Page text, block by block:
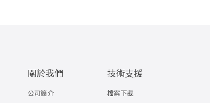
關於我們
公司簡介
技術支援
檔案下載